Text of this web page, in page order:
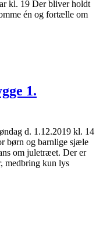
kl. 19 Der bliver holdt
én og fortælle om
1.
d. 1.12.2019 kl. 14
børn og barnlige sjæle
om juletræet. Der er
medbring kun lys